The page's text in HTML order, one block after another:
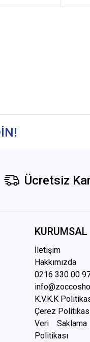
Ücretsiz
KURUMSAL
İletişim
Hakkımızda
0216 330 00
K.V.K.K
Çerez
Veri
Politikası